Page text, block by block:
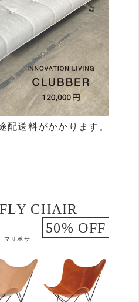
配送料がかかります。
CHAIR
50% OFF
マリポサ